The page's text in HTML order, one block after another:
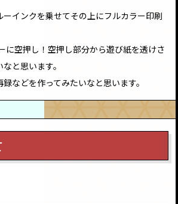
ーインクを乗せてその上にフルカラー印刷
に空押し！空押し部分から遊び紙を透けさ
と思います。
などを作ってみたいなと思います。